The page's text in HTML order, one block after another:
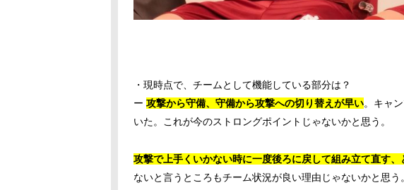
・現時点で、チームとして機能している部分は？
ー 攻撃から守備、守備から攻撃への切り替えが早い。キャ
いた。これが今のストロングポイントじゃないかと思う。
攻撃で上手くいかない時に一度後ろに戻して組み立て直す
ないと言うところもチーム状況が良い理由じゃないかと思う。